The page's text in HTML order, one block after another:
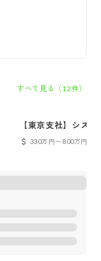
すべて見る（ 12件）
【東京支社】シス
330万円〜800万円